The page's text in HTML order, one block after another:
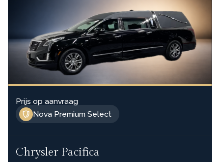
Nova Premium Select
Prijs op aanvraag
Chrysler Pacifica